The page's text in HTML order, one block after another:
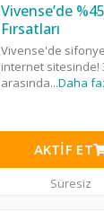
Vivense’de
Fırsatları
Vivense'de
internet sitesinde!
arasında...Daha
AKTIF ET
Süresiz